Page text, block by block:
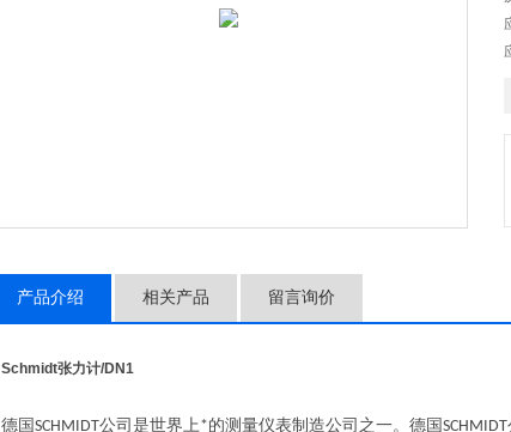
产品介绍 相关产品 留言询价
Schmidt张力计/DN1
德国 SCHMIDT公司是世界上*的测量仪表制造公司之一。德国 SCHMIDT